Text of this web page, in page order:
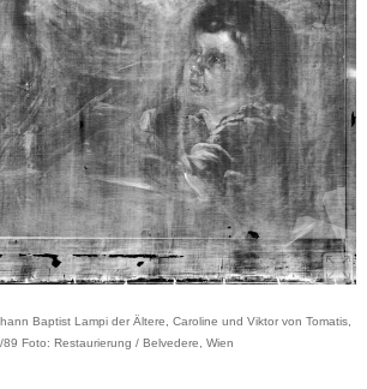
Baptist Lampi der Ältere, Caroline und Viktor von Tomatis,
89 Foto: Restaurierung / Belvedere, Wien